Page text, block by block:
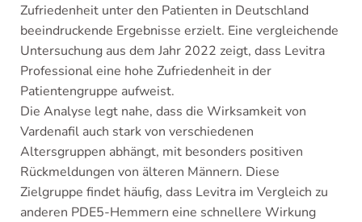
Zufriedenheit unter den Patienten in Deutschland
beeindruckende Ergebnisse erzielt. Eine vergleichende
Untersuchung aus dem Jahr 2022 zeigt, dass Levitra
Professional eine hohe Zufriedenheit in der
Patientengruppe aufweist.
Die Analyse legt nahe, dass die Wirksamkeit von
Vardenafil auch stark von verschiedenen
Altersgruppen abhängt, mit besonders positiven
Rückmeldungen von älteren Männern. Diese
Zielgruppe findet häufig, dass Levitra im Vergleich zu
anderen PDE5-Hemmern eine schnellere Wirkung